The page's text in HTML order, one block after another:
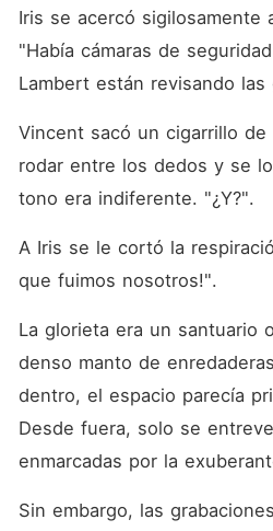
Iris se acercó sigilosamente
"Había cámaras de
Lambert están revisando las
Vincent sacó un cigarrillo
rodar entre los dedos y se
tono era indiferente. "¿Y?".
A Iris se le cortó la
que fuimos nosotros!".
La glorieta era un santuario
denso manto de
dentro, el espacio parecía
Desde fuera, solo se
enmarcadas por la
Sin embargo, las